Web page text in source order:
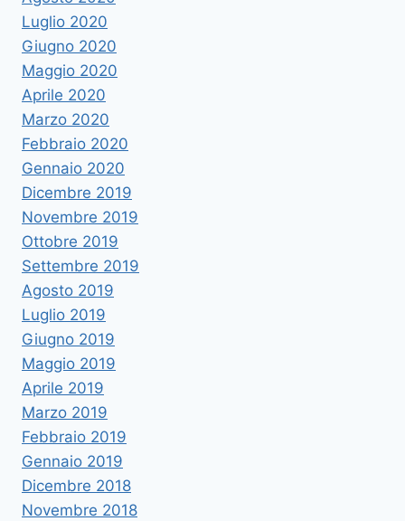
Luglio 2020
Giugno 2020
Maggio 2020
Aprile 2020
Marzo 2020
Febbraio 2020
Gennaio 2020
Dicembre 2019
Novembre 2019
Ottobre 2019
Settembre 2019
Agosto 2019
Luglio 2019
Giugno 2019
Maggio 2019
Aprile 2019
Marzo 2019
Febbraio 2019
Gennaio 2019
Dicembre 2018
Novembre 2018